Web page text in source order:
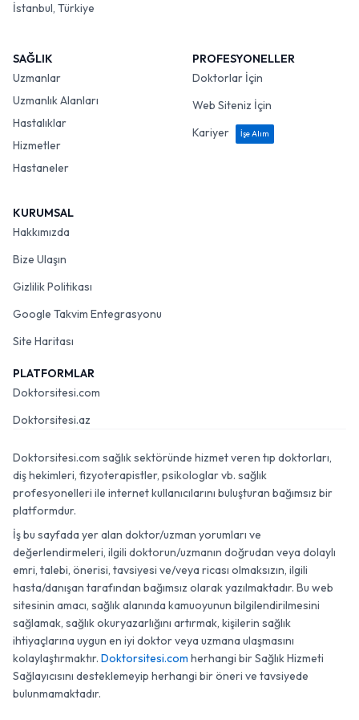
İstanbul, Türkiye
SAĞLIK
Uzmanlar
Uzmanlık Alanları
Hastalıklar
Hizmetler
Hastaneler
PROFESYONELLER
Doktorlar İçin
Web Siteniz İçin
Kariyer
İşe Alım
KURUMSAL
Hakkımızda
Bize Ulaşın
Gizlilik Politikası
Google Takvim Entegrasyonu
Site Haritası
PLATFORMLAR
Doktorsitesi.com
Doktorsitesi.az
Doktorsitesi.com sağlık sektöründe hizmet veren tıp doktorları,
diş hekimleri, fizyoterapistler, psikologlar vb. sağlık
profesyonelleri ile internet kullanıcılarını buluşturan bağımsız bir
platformdur.
İş bu sayfada yer alan doktor/uzman yorumları ve
değerlendirmeleri, ilgili doktorun/uzmanın doğrudan veya dolaylı
emri, talebi, önerisi, tavsiyesi ve/veya ricası olmaksızın, ilgili
hasta/danışan tarafından bağımsız olarak yazılmaktadır. Bu web
sitesinin amacı, sağlık alanında kamuoyunun bilgilendirilmesini
sağlamak, sağlık okuryazarlığını artırmak, kişilerin sağlık
ihtiyaçlarına uygun en iyi doktor veya uzmana ulaşmasını
kolaylaştırmaktır. Doktorsitesi.com herhangi bir Sağlık Hizmeti
Sağlayıcısını desteklemeyip herhangi bir öneri ve tavsiyede
bulunmamaktadır.